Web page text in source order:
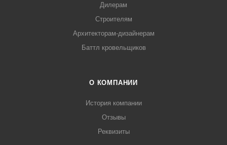
Дилерам
Строителям
Архитекторам-дизайнерам
Баттл кровельщиков
О КОМПАНИИ
История компании
Отзывы
Реквизиты